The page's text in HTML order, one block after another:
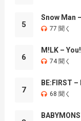
5
Snow Man
77 聞く
6
M!LK –
74 聞く
7
BE:FIRST –
68 聞く